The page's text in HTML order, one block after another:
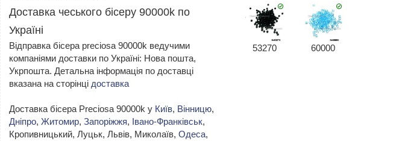
Доставка чеського бісеру 90000k по
Україні
Відправка бісера preciosa 90000k ведучими
компаніями доставки по Україні: Нова пошта,
Укрпошта. Детальна інформація по доставці
вказана на сторінці доставка
Доставка бісера Preciosa 90000k у Київ, Вінницю,
Дніпро, Житомир, Запоріжжя, Івано-Франківськ,
Кропивницький, Луцьк, Львів, Миколаїв, Одеса,
53270 60000